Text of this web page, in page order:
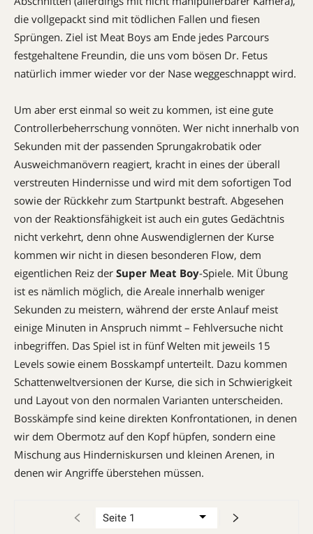
die vollgepackt sind mit tödlichen Fallen und fiesen
Sprüngen. Ziel ist Meat Boys am Ende jedes Parcours
festgehaltene Freundin, die uns vom bösen Dr. Fetus
natürlich immer wieder vor der Nase weggeschnappt wird.
Um aber erst einmal so weit zu kommen, ist eine gute
Controller­beherrschung vonnöten. Wer nicht innerhalb von
Sekunden mit der passenden Sprungakrobatik oder
Ausweichmanövern reagiert, kracht in eines der überall
verstreuten Hindernisse und wird mit dem sofortigen Tod
sowie der Rückkehr zum Startpunkt bestraft. Abgesehen
von der Reaktionsfähigkeit ist auch ein gutes Gedächtnis
nicht verkehrt, denn ohne Auswendiglernen der Kurse
kommen wir nicht in diesen besonderen Flow, dem
eigentlichen Reiz der Super Meat Boy-Spiele. Mit Übung
ist es nämlich möglich, die Areale innerhalb weniger
Sekunden zu meistern, während der erste Anlauf meist
einige Minuten in Anspruch nimmt – Fehlversuche nicht
inbegriffen. Das Spiel ist in fünf Welten mit jeweils 15
Levels sowie einem Bosskampf unterteilt. Dazu kommen
Schattenweltversionen der Kurse, die sich in Schwierigkeit
und Layout von den normalen Varianten unterscheiden.
Bosskämpfe sind keine direkten Konfrontationen, in denen
wir dem Obermotz auf den Kopf hüpfen, sondern eine
Mischung aus Hinderniskursen und kleinen Arenen, in
denen wir Angriffe überstehen müssen.